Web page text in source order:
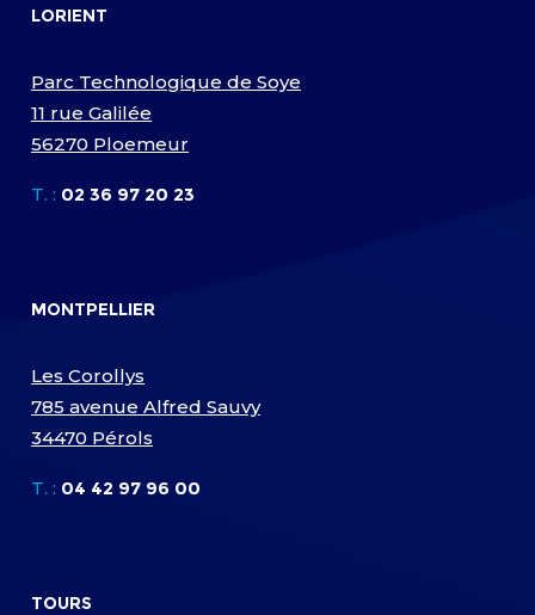
LORIENT
Parc Technologique de Soye
11 rue Galilée
56270 Ploemeur
T. : 02 36 97 20 23
MONTPELLIER
Les Corollys
785 avenue Alfred Sauvy
34470 Pérols
T. : 04 42 97 96 00
TOURS